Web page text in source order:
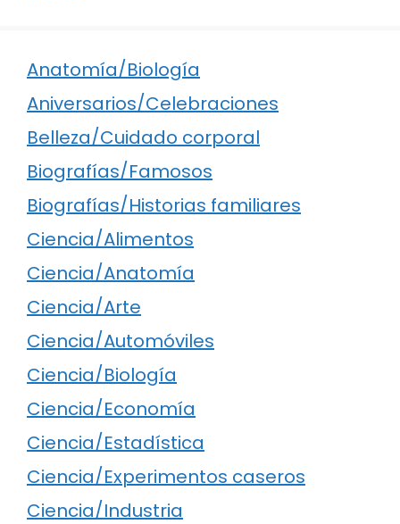
Anatomía/Biología
Aniversarios/Celebraciones
Belleza/Cuidado corporal
Biografías/Famosos
Biografías/Historias familiares
Ciencia/Alimentos
Ciencia/Anatomía
Ciencia/Arte
Ciencia/Automóviles
Ciencia/Biología
Ciencia/Economía
Ciencia/Estadística
Ciencia/Experimentos caseros
Ciencia/Industria